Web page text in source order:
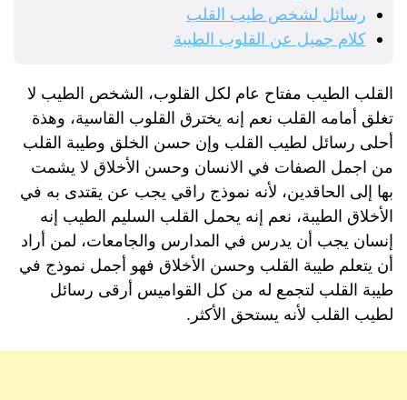
رسائل لشخص طيب القلب
كلام جميل عن القلوب الطيبة
القلب الطيب مفتاح عام لكل القلوب، الشخص الطيب لا
تغلق أمامه القلب نعم إنه يخترق القلوب القاسية، وهذة
أحلى رسائل لطيب القلب وإن حسن الخلق وطيبة القلب
من اجمل الصفات في الانسان وحسن الأخلاق لا يشمت
بها إلى الحاقدين، لأنه نموذج راقي يجب عن يقتدى به في
الأخلاق الطيبة، نعم إنه يحمل القلب السليم الطيب إنه
إنسان يجب أن يدرس في المدارس والجامعات، لمن أراد
أن يتعلم طيبة القلب وحسن الأخلاق فهو أجمل نموذج في
طيبة القلب لتجمع له من كل القواميس أرقى رسائل
لطيب القلب لأنه يستحق الأكثر.